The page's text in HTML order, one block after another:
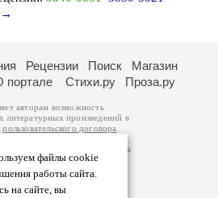
→
файлы cookie
работы сайта.
на сайте, вы
Рецензии Поиск
Магазин
портале Стихи.ру Проза.ру
авторам возможность
литературных произведений в
пользовательского договора
принадлежат авторам
произведений возможна
к которому вы можете
Ответственность за
самостоятельно на
изаконодательства